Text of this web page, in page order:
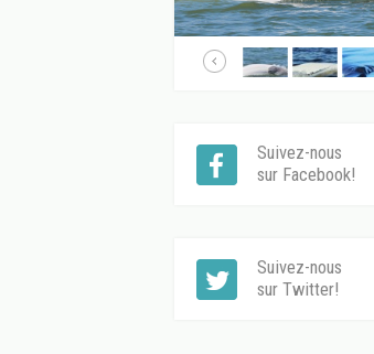
Suivez-nous
sur Facebook!
Suivez-nous
sur Twitter!